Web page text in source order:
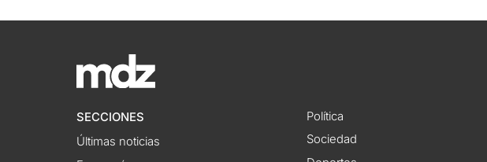
SECCIONES
Últimas noticias
Política
Sociedad